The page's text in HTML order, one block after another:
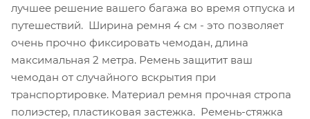
лучшее решение вашего багажа во время отпуска и
путешествий. Ширина ремня 4 см - это позволяет
очень прочно фиксировать чемодан, длина
максимальная 2 метра. Ремень защитит ваш
чемодан от случайного вскрытия при
транспортировке. Материал ремня прочная стропа
полиэстер, пластиковая застежка. Ремень-стяжка